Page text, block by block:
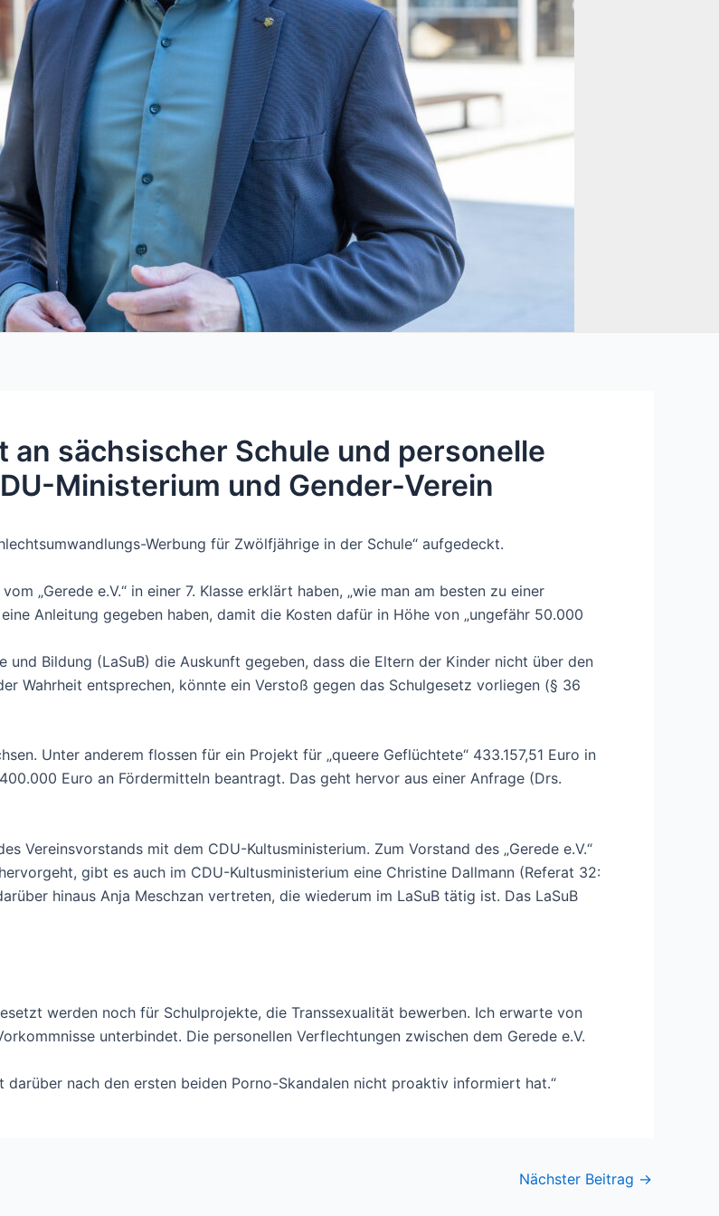
sächsischer Schule und personelle
Ministerium und Gender-Verein
Werbung für Zwölfjährige in der Schule“ aufgedeckt.
„Gerede e.V.“ in einer 7. Klasse erklärt haben, „wie man am besten zu einer
Anleitung gegeben haben, damit die Kosten dafür in Höhe von „ungefähr 50.000
und Bildung (LaSuB) die Auskunft gegeben, dass die Eltern der Kinder nicht über den
Wahrheit entsprechen, könnte ein Verstoß gegen das Schulgesetz vorliegen (§ 36
Unter anderem flossen für ein Projekt für „queere Geflüchtete“ 433.157,51 Euro in
Euro an Fördermitteln beantragt. Das geht hervor aus einer Anfrage (Drs.
Vereinsvorstands mit dem CDU-Kultusministerium. Zum Vorstand des „Gerede e.V.“
gibt es auch im CDU-Kultusministerium eine Christine Dallmann (Referat 32:
hinaus Anja Meschzan vertreten, die wiederum im LaSuB tätig ist. Das LaSuB
werden noch für Schulprojekte, die Transsexualität bewerben. Ich erwarte von
unterbindet. Die personellen Verflechtungen zwischen dem Gerede e.V.
nach den ersten beiden Porno-Skandalen nicht proaktiv informiert hat.“
Nächster Beitrag →